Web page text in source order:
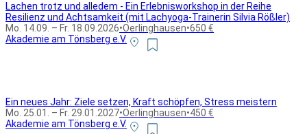
Lachen trotz und alledem - Ein Erlebnisworkshop in der Reihe
Resilienz und Achtsamkeit (mit Lachyoga-Trainerin Silvia Rößler)
Mo. 14.09. – Fr. 18.09.2026•Oerlinghausen•650 €
Akademie am Tönsberg e.V.
Ein neues Jahr: Ziele setzen, Kraft schöpfen, Stress meistern
Mo. 25.01. – Fr. 29.01.2027•Oerlinghausen•450 €
Akademie am Tönsberg e.V.